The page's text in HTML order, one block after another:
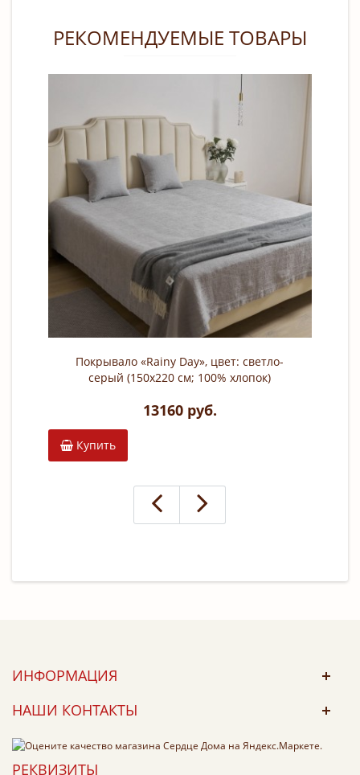
РЕКОМЕНДУЕМЫЕ ТОВАРЫ
Покрывало «Rainy Day», цвет: светло-
серый (150х220 см; 100% хлопок)
13160 руб.
Купить
ИНФОРМАЦИЯ
НАШИ КОНТАКТЫ
РЕКВИЗИТЫ